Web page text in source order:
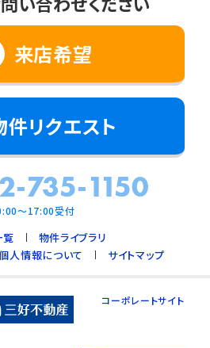
来店希望
件リクエスト
735-1150
～17:00受付
覧
物件ライブラリ
人情報について サイトマップ
コーポレートサイト